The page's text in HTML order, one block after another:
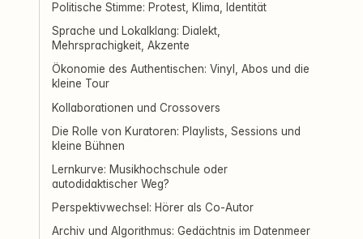
Politische Stimme: Protest, Klima, Identität
Sprache und Lokalklang: Dialekt,
Mehrsprachigkeit, Akzente
Ökonomie des Authentischen: Vinyl, Abos und die
kleine Tour
Kollaborationen und Crossovers
Die Rolle von Kuratoren: Playlists, Sessions und
kleine Bühnen
Lernkurve: Musikhochschule oder
autodidaktischer Weg?
Perspektivwechsel: Hörer als Co-Autor
Archiv und Algorithmus: Gedächtnis im Datenmeer